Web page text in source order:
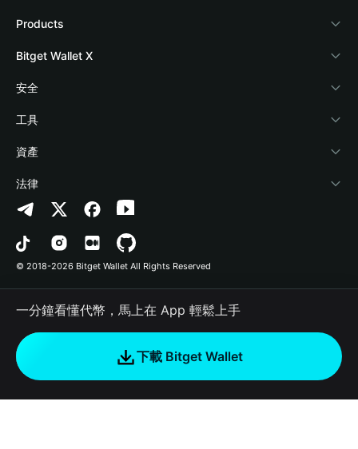
關於 Bitget Wallet
部落格
學院
加密資訊
幫助中心
‌聯繫我們
品牌資源
工作機會
Products
Crypto Card
Stablecoin Earn
Payfi Crypto
Crypto Swap API
Altcoin Season Index
Prediction Markets
DApp
RWA
如何購買加密貨幣
Bitget Wallet X
開發者文件
連接錢包
Bitget Wallet Pay
合作上架
安全
風險保障基金
安全防護技術
工具
快捷買幣
授權檢測
合約檢測
批次轉帳
資產
Arbitrum
Avalanche
Bitcoin
Polygon
法律
隱私協議
用戶使用協議
© 2018-2026 Bitget Wallet All Rights Reserved
一分鐘看懂代幣，馬上在 App 輕鬆上手
下載 Bitget Wallet